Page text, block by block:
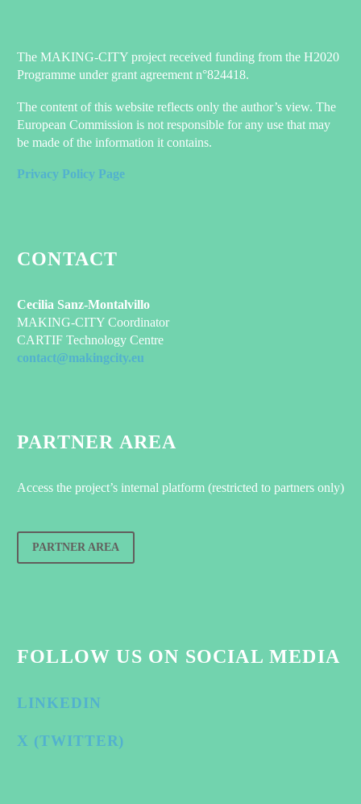
The MAKING-CITY project received funding from the H2020
Programme under grant agreement n°824418.
The content of this website reflects only the author’s view. The
European Commission is not responsible for any use that may
be made of the information it contains.
Privacy Policy Page
CONTACT
Cecilia Sanz-Montalvillo
MAKING-CITY Coordinator
CARTIF Technology Centre
contact@makingcity.eu
PARTNER AREA
Access the project’s internal platform (restricted to partners only)
PARTNER AREA
FOLLOW US ON SOCIAL MEDIA
LINKEDIN
X (TWITTER)